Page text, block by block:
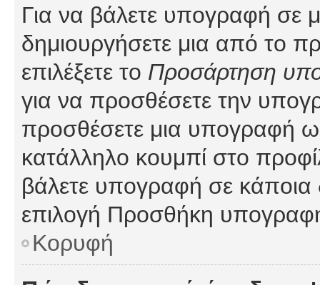
Για να βάλετε υπογραφή σε
δημιουργήσετε μια από το
επιλέξετε το Προσάρτηση
για να προσθέσετε την
προσθέσετε μια υπογραφή
κατάλληλο κουμπί στο
βάλετε υπογραφή σε κάποια
επιλογή Προσθήκη
Κορυφή